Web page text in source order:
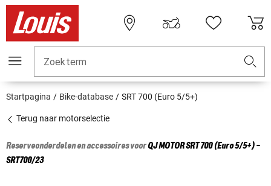
Zoekterm
Startpagina Bike-database SRT 700 (Euro 5/5+)
Terug naar motorselectie
Reserveonderdelen en accessoires voorQJ MOTORSRT 700 (Euro 5/5+) -
SRT700/23